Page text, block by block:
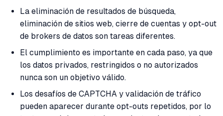
La eliminación de resultados de búsqueda,
eliminación de sitios web, cierre de cuentas y opt-out
de brokers de datos son tareas diferentes.
El cumplimiento es importante en cada paso, ya que
los datos privados, restringidos o no autorizados
nunca son un objetivo válido.
Los desafíos de CAPTCHA y validación de tráfico
pueden aparecer durante opt-outs repetidos, por lo